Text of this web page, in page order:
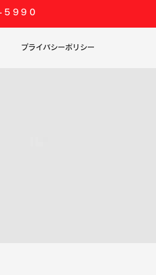
プライバシーポリシー